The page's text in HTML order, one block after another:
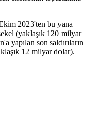
2023'ten bu yana
(yaklaşık 120 milyar
yapılan son saldırıların
12 milyar dolar).